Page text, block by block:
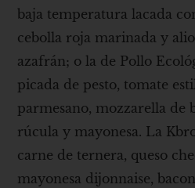
baja temperatura lacada
cebolla roja marinada y
azafrán; o la de Pollo
picada de pesto, tomate
parmesano, mozzarella de
rúcula y mayonesa. La
carne de ternera, queso
mayonesa dijonnaise,